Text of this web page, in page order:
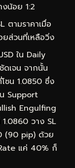
น้อย 1:2
ตามราคาเมื่อ
ยส่วนที่เหลือวิ่ง
ใน Daily
เจน จากนั้น
ซน 1.0850 ซึ่ง
Support
Engulfing
วาง SL
(90 pip) ด้วย
แค่ 40% ก็